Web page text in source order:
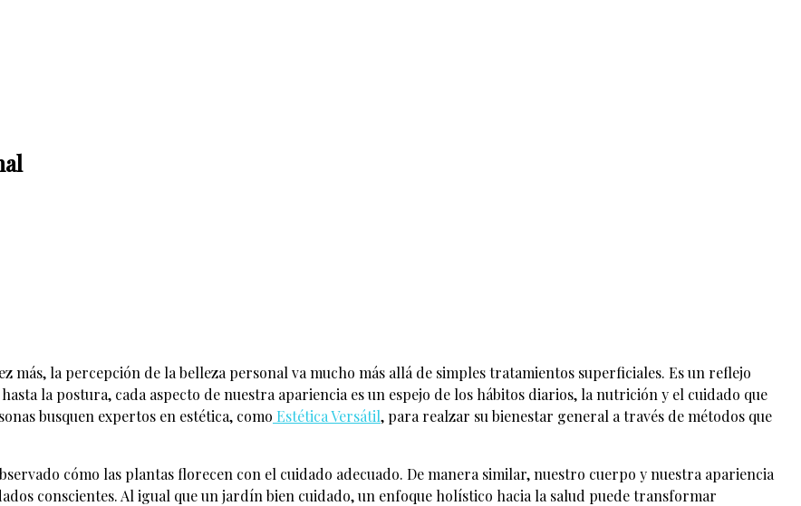
más, la percepción de la belleza personal va mucho más allá de simples tratamientos superficiales. Es un reflejo
la postura, cada aspecto de nuestra apariencia es un espejo de los hábitos diarios, la nutrición y el cuidado que
busquen expertos en estética, como Estética Versátil, para realzar su bienestar general a través de métodos que
cómo las plantas florecen con el cuidado adecuado. De manera similar, nuestro cuerpo y nuestra apariencia
conscientes. Al igual que un jardín bien cuidado, un enfoque holístico hacia la salud puede transformar